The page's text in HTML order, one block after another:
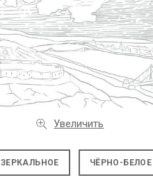
Увеличить
ЗЕРКАЛЬНОЕ ЧЁРНО-БЕЛОЕ